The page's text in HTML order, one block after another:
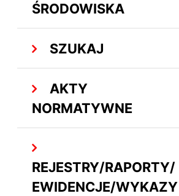
ŚRODOWISKA
SZUKAJ
AKTY
NORMATYWNE
REJESTRY/RAPORTY/
EWIDENCJE/WYKAZY